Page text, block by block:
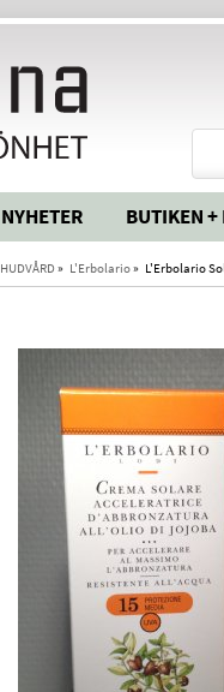
NYHETER BUTIKEN +
HUDVÅRD» L'Erbolario» L'Erbolario